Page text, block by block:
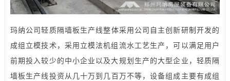
玛纳公司轻质隔墙板生产线整体采用公司自主创新研制开发的
成组立模技术，采用立模法机组流水工艺生产，可以满足用户
前期投入较少的中小企业以及大规划生产的大型企业，轻质隔
墙板生产线投资从几十万到几百万不等，设备组成主要有成组